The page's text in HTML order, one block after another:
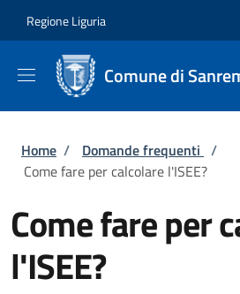
Regione Liguria
Comune di
Briciole di pane
Home / Domande frequenti /
Come fare per calcolare l'ISEE?
Come fare per
l'ISEE?